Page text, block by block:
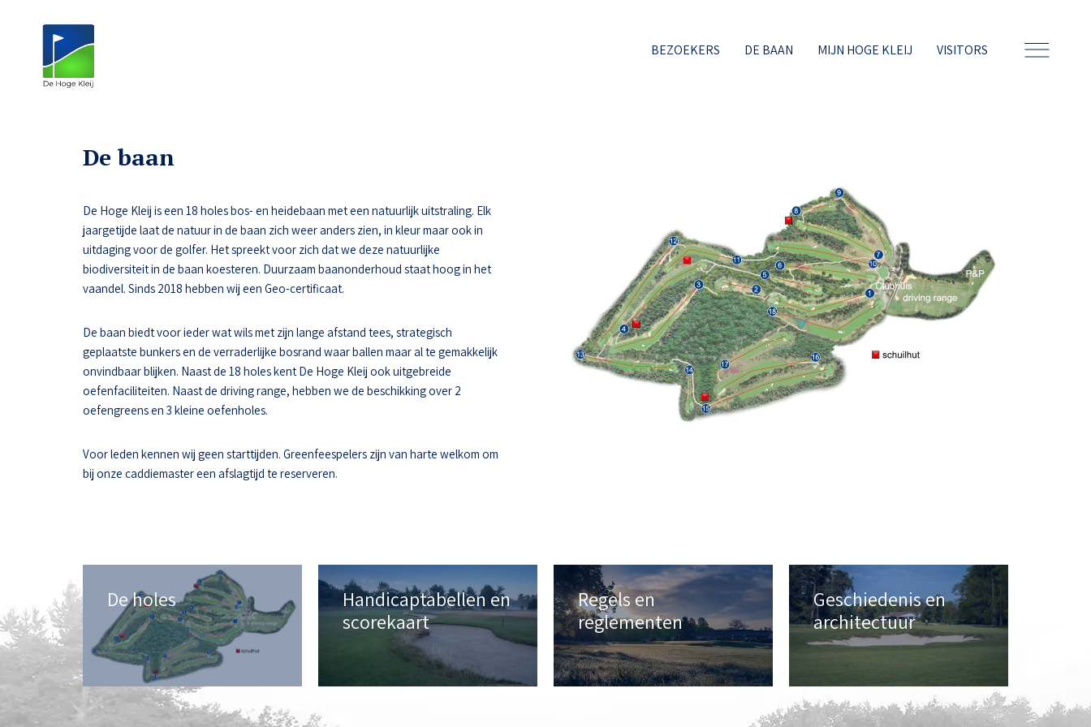
BEZOEKERS DE BAAN MIJN HOGE KLEIJ VISITORS
De baan
De Hoge Kleij is een 18 holes bos- en heidebaan met een natuurlijk uitstraling. Elk
jaargetijde laat de natuur in de baan zich weer anders zien, in kleur maar ook in
uitdaging voor de golfer. Het spreekt voor zich dat we deze natuurlijke
biodiversiteit in de baan koesteren. Duurzaam baanonderhoud staat hoog in het
vaandel. Sinds 2018 hebben wij een Geo-certificaat.
De baan biedt voor ieder wat wils met zijn lange afstand tees, strategisch
geplaatste bunkers en de verraderlijke bosrand waar ballen maar al te gemakkelijk
onvindbaar blijken. Naast de 18 holes kent De Hoge Kleij ook uitgebreide
oefenfaciliteiten. Naast de driving range, hebben we de beschikking over 2
oefengreens en 3 kleine oefenholes.
Voor leden kennen wij geen starttijden. Greenfeespelers zijn van harte welkom om
bij onze caddiemaster een afslagtijd te reserveren.
De holes
Handicaptabellen en
scorekaart
Regels en
reglementen
Geschiedenis en
architectuur